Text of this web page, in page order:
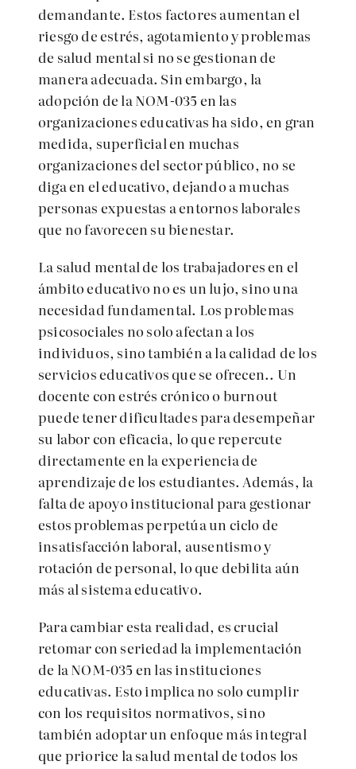
demandante. Estos factores aumentan el
riesgo de estrés, agotamiento y problemas
de salud mental si no se gestionan de
manera adecuada. Sin embargo, la
adopción de la NOM-035 en las
organizaciones educativas ha sido, en gran
medida, superficial en muchas
organizaciones del sector público, no se
diga en el educativo, dejando a muchas
personas expuestas a entornos laborales
que no favorecen su bienestar.
La salud mental de los trabajadores en el
ámbito educativo no es un lujo, sino una
necesidad fundamental. Los problemas
psicosociales no solo afectan a los
individuos, sino también a la calidad de los
servicios educativos que se ofrecen.. Un
docente con estrés crónico o burnout
puede tener dificultades para desempeñar
su labor con eficacia, lo que repercute
directamente en la experiencia de
aprendizaje de los estudiantes. Además, la
falta de apoyo institucional para gestionar
estos problemas perpetúa un ciclo de
insatisfacción laboral, ausentismo y
rotación de personal, lo que debilita aún
más al sistema educativo.
Para cambiar esta realidad, es crucial
retomar con seriedad la implementación
de la NOM-035 en las instituciones
educativas. Esto implica no solo cumplir
con los requisitos normativos, sino
también adoptar un enfoque más integral
que priorice la salud mental de todos los